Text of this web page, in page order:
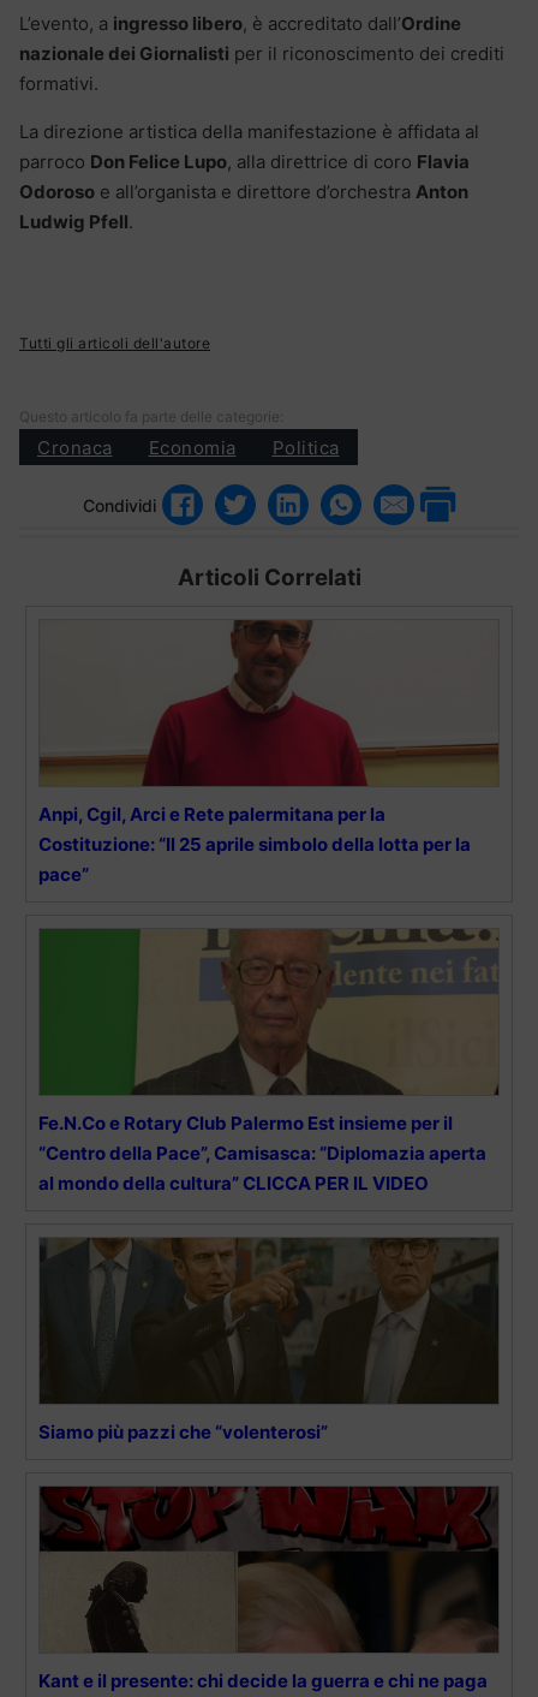
L’evento, a ingresso libero, è accreditato dall’Ordine
nazionale dei Giornalisti per il riconoscimento dei crediti
formativi.
La direzione artistica della manifestazione è affidata al
parroco Don Felice Lupo, alla direttrice di coro Flavia
Odoroso e all’organista e direttore d’orchestra Anton
Ludwig Pfell.
Tutti gli articoli dell'autore
Questo articolo fa parte delle categorie:
Cronaca Economia Politica
Condividi
Articoli Correlati
Anpi, Cgil, Arci e Rete palermitana per la
Costituzione: “Il 25 aprile simbolo della lotta per la
pace”
Fe.N.Co e Rotary Club Palermo Est insieme per il
“Centro della Pace”, Camisasca: “Diplomazia aperta
al mondo della cultura” CLICCA PER IL VIDEO
Siamo più pazzi che “volenterosi”
Kant e il presente: chi decide la guerra e chi ne paga